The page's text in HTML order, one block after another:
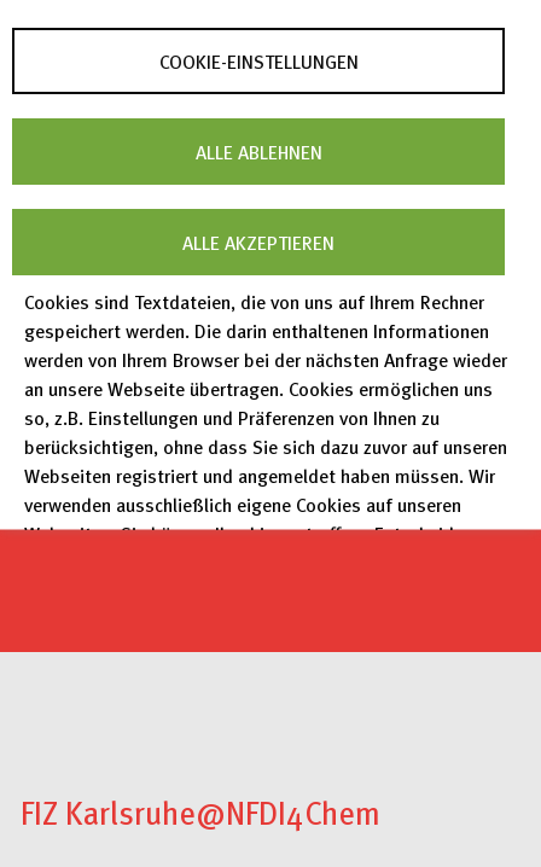
COOKIE-EINSTELLUNGEN
ALLE ABLEHNEN
ALLE AKZEPTIEREN
Cookies sind Textdateien, die von uns auf Ihrem Rechner
gespeichert werden. Die darin enthaltenen Informationen
werden von Ihrem Browser bei der nächsten Anfrage wieder
an unsere Webseite übertragen. Cookies ermöglichen uns
so, z.B. Einstellungen und Präferenzen von Ihnen zu
berücksichtigen, ohne dass Sie sich dazu zuvor auf unseren
Webseiten registriert und angemeldet haben müssen. Wir
verwenden ausschließlich eigene Cookies auf unseren
Webseiten. Sie können Ihre hier getroffene Entscheidung
Das Konsortium
Koordiniert wird das Konsortium durch die Friedrich-
Schiller-Universität Jena. Weitere Partner sind neben
FIZ Karlsruhe das Karlsruhe Institut für Technologie
(KIT), das Leibniz-Institut für Pflanzenbiochemie
(IPB) Halle, die RWTH Aachen University, die
Johannes Gutenberg-Universität Mainz sowie die
Technische Informationsbibliothek TIB.
FIZ Karlsruhe@NFDI4Chem